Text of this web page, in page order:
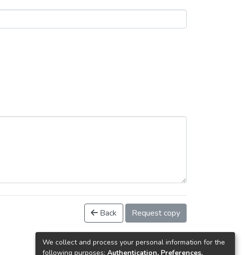
Back Request copy
We collect and process your personal information for the
following purposes: Authentication, Preferences,